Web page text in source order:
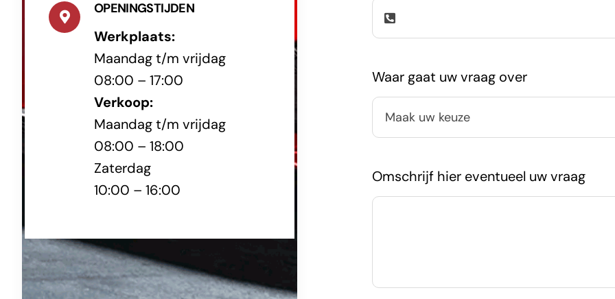
OPENINGSTIJDEN
Werkplaats:
Maandag t/m vrijdag
08:00 – 17:00
Verkoop:
Maandag t/m vrijdag
08:00 – 18:00
Zaterdag
10:00 – 16:00
Waar gaat uw vraag over
Omschrijf hier eventueel uw vraag